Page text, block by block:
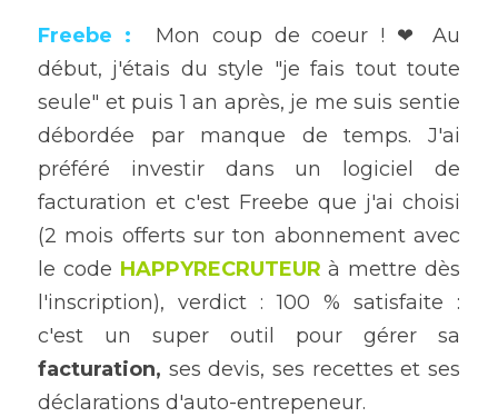
Freebe :
Mon coup de coeur ! ❤ Au
début, j'étais du style "je fais tout toute
seule" et puis 1 an après, je me suis sentie
débordée par manque de temps. J'ai
préféré investir dans un logiciel de
facturation et c'est Freebe que j'ai choisi
(2 mois offerts sur ton abonnement avec
le code HAPPYRECRUTEUR à mettre dès
l'inscription), verdict : 100 % satisfaite :
c'est un super outil pour gérer sa
facturation, ses devis, ses recettes et ses
déclarations d'auto-entrepeneur.